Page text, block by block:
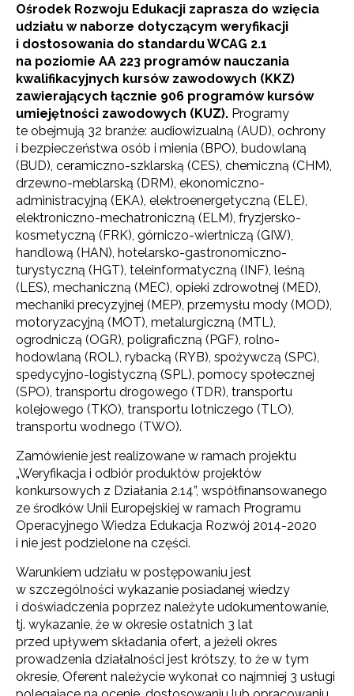
Ośrodek Rozwoju Edukacji zaprasza do wzięcia
udziału w naborze dotyczącym weryfikacji
i dostosowania do standardu WCAG 2.1
na poziomie AA 223 programów nauczania
kwalifikacyjnych kursów zawodowych (KKZ)
zawierających łącznie 906 programów kursów
umiejętności zawodowych (KUZ). Programy
te obejmują 32 branże: audiowizualną (AUD), ochrony
i bezpieczeństwa osób i mienia (BPO), budowlaną
(BUD), ceramiczno-szklarską (CES), chemiczną (CHM),
drzewno-meblarską (DRM), ekonomiczno-
administracyjną (EKA), elektroenergetyczną (ELE),
elektroniczno-mechatroniczną (ELM), fryzjersko-
kosmetyczną (FRK), górniczo-wiertniczą (GIW),
handlową (HAN), hotelarsko-gastronomiczno-
turystyczną (HGT), teleinformatyczną (INF), leśną
(LES), mechaniczną (MEC), opieki zdrowotnej (MED),
mechaniki precyzyjnej (MEP), przemysłu mody (MOD),
motoryzacyjną (MOT), metalurgiczną (MTL),
ogrodniczą (OGR), poligraficzną (PGF), rolno-
hodowlaną (ROL), rybacką (RYB), spożywczą (SPC),
spedycyjno-logistyczną (SPL), pomocy społecznej
(SPO), transportu drogowego (TDR), transportu
kolejowego (TKO), transportu lotniczego (TLO),
transportu wodnego (TWO).
Zamówienie jest realizowane w ramach projektu
„Weryfikacja i odbiór produktów projektów
konkursowych z Działania 2.14”, współfinansowanego
ze środków Unii Europejskiej w ramach Programu
Operacyjnego Wiedza Edukacja Rozwój 2014-2020
i nie jest podzielone na części.
Warunkiem udziału w postępowaniu jest
w szczególności wykazanie posiadanej wiedzy
i doświadczenia poprzez należyte udokumentowanie,
tj. wykazanie, że w okresie ostatnich 3 lat
przed upływem składania ofert, a jeżeli okres
prowadzenia działalności jest krótszy, to że w tym
okresie, Oferent należycie wykonał co najmniej 3 usługi